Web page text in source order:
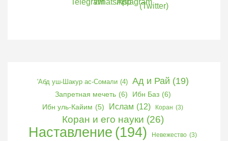
'Абд уш-Шакур ас-Сомали (4) Ад и Рай (19)
Запретная мечеть (6) Ибн Баз (6)
Ибн уль-Кайим (5) Ислам (12) Коран (3)
Коран и его науки (26)
Наставление (194) Невежество (3)